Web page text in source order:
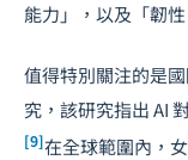
能力」，以及「韌
值得特別關注的是
究，該研究指出 AI
[9]在全球範圍內，